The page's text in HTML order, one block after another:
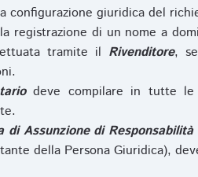
configurazione giuridica del
registrazione di un nome a
tramite il Rivenditore,
deve compilare in tutte
di Assunzione di Responsabilità
della Persona Giuridica),